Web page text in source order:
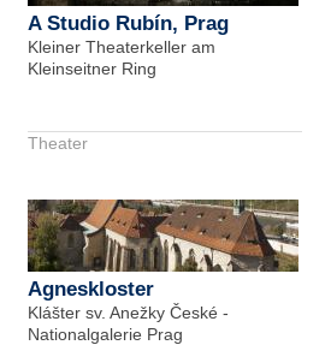
A Studio Rubín, Prag
Kleiner Theaterkeller am
Kleinseitner Ring
Theater
Agneskloster
Klášter sv. Anežky České -
Nationalgalerie Prag